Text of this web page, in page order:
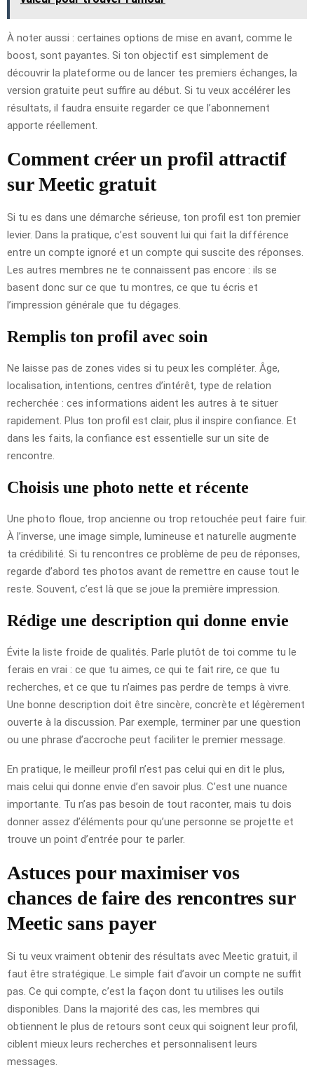
À noter aussi : certaines options de mise en avant, comme le
boost, sont payantes. Si ton objectif est simplement de
découvrir la plateforme ou de lancer tes premiers échanges, la
version gratuite peut suffire au début. Si tu veux accélérer les
résultats, il faudra ensuite regarder ce que l’abonnement
apporte réellement.
Comment créer un profil attractif
sur Meetic gratuit
Si tu es dans une démarche sérieuse, ton profil est ton premier
levier. Dans la pratique, c’est souvent lui qui fait la différence
entre un compte ignoré et un compte qui suscite des réponses.
Les autres membres ne te connaissent pas encore : ils se
basent donc sur ce que tu montres, ce que tu écris et
l’impression générale que tu dégages.
Remplis ton profil avec soin
Ne laisse pas de zones vides si tu peux les compléter. Âge,
localisation, intentions, centres d’intérêt, type de relation
recherchée : ces informations aident les autres à te situer
rapidement. Plus ton profil est clair, plus il inspire confiance. Et
dans les faits, la confiance est essentielle sur un site de
rencontre.
Choisis une photo nette et récente
Une photo floue, trop ancienne ou trop retouchée peut faire fuir.
À l’inverse, une image simple, lumineuse et naturelle augmente
ta crédibilité. Si tu rencontres ce problème de peu de réponses,
regarde d’abord tes photos avant de remettre en cause tout le
reste. Souvent, c’est là que se joue la première impression.
Rédige une description qui donne envie
Évite la liste froide de qualités. Parle plutôt de toi comme tu le
ferais en vrai : ce que tu aimes, ce qui te fait rire, ce que tu
recherches, et ce que tu n’aimes pas perdre de temps à vivre.
Une bonne description doit être sincère, concrète et légèrement
ouverte à la discussion. Par exemple, terminer par une question
ou une phrase d’accroche peut faciliter le premier message.
En pratique, le meilleur profil n’est pas celui qui en dit le plus,
mais celui qui donne envie d’en savoir plus. C’est une nuance
importante. Tu n’as pas besoin de tout raconter, mais tu dois
donner assez d’éléments pour qu’une personne se projette et
trouve un point d’entrée pour te parler.
Astuces pour maximiser vos
chances de faire des rencontres sur
Meetic sans payer
Si tu veux vraiment obtenir des résultats avec Meetic gratuit, il
faut être stratégique. Le simple fait d’avoir un compte ne suffit
pas. Ce qui compte, c’est la façon dont tu utilises les outils
disponibles. Dans la majorité des cas, les membres qui
obtiennent le plus de retours sont ceux qui soignent leur profil,
ciblent mieux leurs recherches et personnalisent leurs
messages.